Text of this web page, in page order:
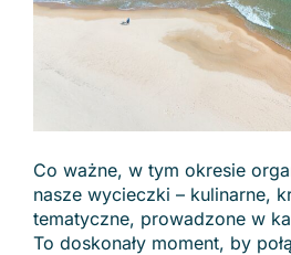
Co ważne, w tym okresie
nasze wycieczki – kulinarne,
tematyczne, prowadzone w
To doskonały moment, by